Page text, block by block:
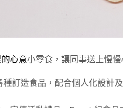
的心意小零食，讓同事送上慢慢
種訂造食品，配合個人化設計